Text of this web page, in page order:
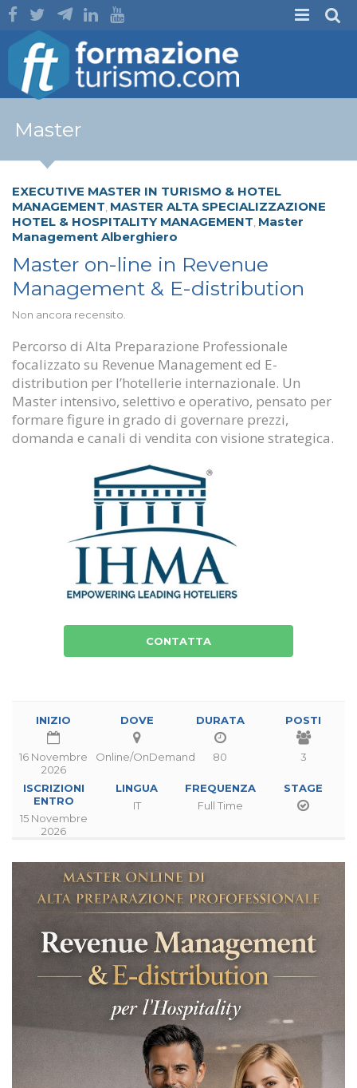
Master
EXECUTIVE MASTER IN TURISMO & HOTEL
MANAGEMENT MASTER ALTA SPECIALIZZAZIONE
HOTEL & HOSPITALITY MANAGEMENT Master
Management Alberghiero
Master on-line in Revenue
Management & E-distribution
Non ancora recensito.
Percorso di Alta Preparazione Professionale
focalizzato su Revenue Management ed E-
distribution per l’hotellerie internazionale. Un
Master intensivo, selettivo e operativo, pensato per
formare figure in grado di governare prezzi,
domanda e canali di vendita con visione strategica.
CONTATTA
INIZIO
16 Novembre
2026
DOVE
Online/OnDemand
DURATA
80
POSTI
3
ISCRIZIONI
ENTRO
15 Novembre
2026
LINGUA
IT
FREQUENZA
Full Time
STAGE